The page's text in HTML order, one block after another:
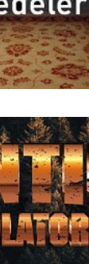
Rome
1989